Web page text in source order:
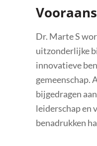
Dr. Marte S
uitzonderlijke
innovatieve
gemeenschap.
bijgedragen
leiderschap en
benadrukken